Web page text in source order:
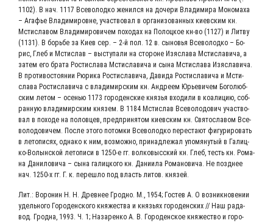
1102). В нач. 1117 Все­во­лод­ко же­нил­ся на до­че­ри Вла­ди­ми­ра Мо­но­ма­ха
– Ага­фье Вла­ди­ми­ров­не, уча­ст­во­вал в ор­га­ни­зо­ван­ных ки­ев­ским кн.
Мсти­сла­вом Вла­ди­ми­ро­ви­чем по­хо­дах на По­лоц­кое кн-во (1127) и Лит­ву
(1131). В борь­бе за Ки­ев сер. – 2‑й пол. 12 в. сы­но­вья Все­во­лод­ко – Бо­
рис, Глеб и Мсти­слав – вы­сту­па­ли на сто­ро­не Изя­сла­ва Мсти­сла­ви­ча, а
за­тем его бра­та Рос­ти­сла­ва Мсти­сла­ви­ча и сы­на Мсти­сла­ва Изя­сла­ви­ча.
В про­ти­во­стоя­нии Рю­ри­ка Рос­ти­сла­ви­ча, Да­ви­да Рос­ти­сла­ви­ча и Мсти­
сла­ва Рос­ти­сла­ви­ча с вла­ди­мир­ским кн. Ан­д­ре­ем Юрь­е­ви­чем Бо­го­люб­
ским ле­том – осе­нью 1173 го­ро­ден­ские кня­зья вхо­ди­ли в коа­ли­цию, со­б­
ран­ную вла­ди­мир­ским кня­зем. В 1184 Мсти­слав Все­во­ло­до­вич уча­ст­во­
вал в по­хо­де на по­лов­цев, пред­при­ня­том ки­ев­ским кн. Свя­то­сла­вом Все­
во­ло­до­ви­чем. По­сле это­го по­том­ки Все­во­лод­ко пе­ре­ста­ют фи­гу­ри­ро­вать
в ле­то­пи­сях, од­на­ко к ним, воз­мож­но, при­над­ле­жал упо­мя­ну­тый в Га­­ли­ц­
ко-Во­лы­н­ской ле­то­пи­си в 1250‑е гг. вол­ко­выс­ский кн. Глеб, тесть кн. Ро­ма­
на Да­ни­ло­ви­ча – сы­на га­лиц­ко­го кн. Да­нии­ла Ро­ма­но­ви­ча. Не позд­нее
нач. 1250‑х гг. Г. к. пе­ре­шло под власть ли­тов. князей.
Лит.: Во­ро­нин Н. Н. Древ­нее Грод­но. М., 1954; Гос­тев А. О воз­ник­но­ве­нии
удель­но­го Го­ро­ден­ско­го кня­же­ст­ва и князь­ях го­ро­ден­ских // Наш ра­да­
вод. Грод­на, 1993. Ч. 1; На­за­рен­ко А. В. Го­ро­ден­ское кня­же­ст­во и го­ро­